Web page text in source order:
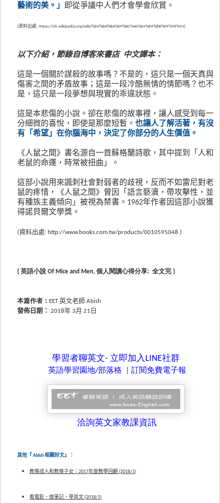
藝術的美。」 即從爭議中人們才會學會欣賞。
(資料出處: https://zh.wikipedia.org/wiki/%E4%BA%BA%E9%BC%A0%E4%B9%8B%E9%96%93)
以下介紹，節錄自博客來書店 中文譯本：
這是一個關於謀殺的故事嗎？不是的，這只是一個天真與
傷害之間的矛盾故事；這是一段冷酷無情的情節嗎？也不
是，這只是一段夢想與現實的乖違狀態。
這是本悲傷的小說。卻在悲傷的故事裡，讓人感受到每一
分細微的喜悅，即使是那麼短暫。 也讓人了解活著，有沒
有「希望」在你腦海中，決定了你部分的人生價值。
《人鼠之間》書名源自一首蘇格蘭詩歌，其中提到「人和
老鼠的命運，時常被扭曲」。
這部小說用來諷刺社會對弱者的歧視，反而不如雷尼對老
鼠的疼惜，《人鼠之間》曾因「語言褻瀆，帶攻擊性，並
有種族主義傾向」被視為禁書。1962年作者因這部小說獲
得諾貝爾文學獎。
(資料出處: http://www.books.com.tw/products/0010595048 )
{ 英語小說 Of Mice and Men, 個人閱讀心得分享: 全文完 }
本篇作者： EET 英文老師 Abish
發佈日期：
2018年 3月 21日
學習者聊英文- 立即加入LINE社群
英語學習園地/部落格 訂閱免費電子報
洽詢英文家教課資訊
其他『 Abish 相關好文』：
教導成人和教導子女｜2017年度教學回顧 (2018/1)
看電影，做筆記，學英文 (2018/1)